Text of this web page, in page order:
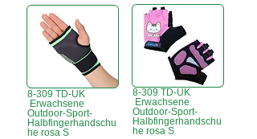
8-309 TD-UK
Erwachsene
Outdoor-Sport-
Halbfingerhandschu
he rosa S
8-309 TD-UK
Erwachsene
Outdoor-Sport-
Halbfingerhandschu
he rosa S